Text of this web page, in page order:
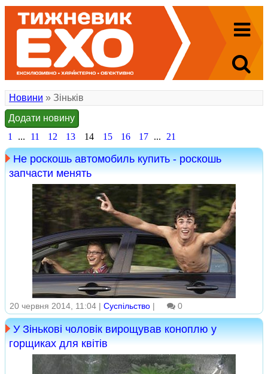
Новини » Зіньків
Додати новину
1
... 11 12 13 14 15 16 17 ... 21
Не роскошь автомобиль купить - роскошь
запчасти менять
20 червня 2014, 11:04 | Суспільство | 0
У Зінькові чоловік вирощував коноплю у
горщиках для квітів